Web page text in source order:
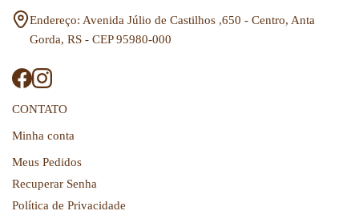
Endereço: Avenida Júlio de Castilhos ,650 - Centro, Anta
Gorda, RS - CEP 95980-000
CONTATO
Minha conta
Meus Pedidos
Recuperar Senha
Política de Privacidade